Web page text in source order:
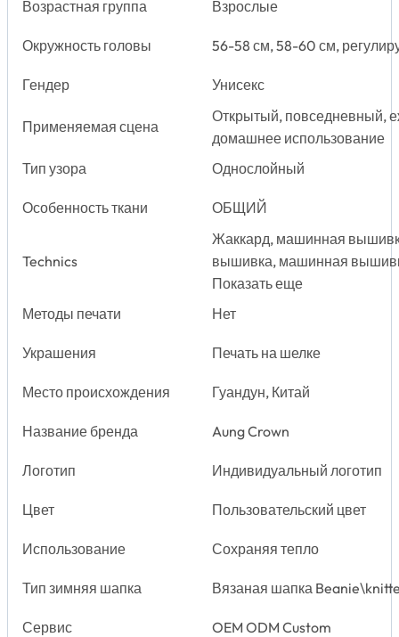
Возрастная группа Взрослые
Окружность головы 56-58 см, 58-60 см,
Гендер Унисекс
Применяемая сцена
Открытый, повседневный,
домашнее использование
Тип узора
Однослойный
Особенность ткани ОБЩИЙ
Technics
Жаккард, машинная
вышивка, машинная
Показать еще
Методы печати
Нет
Украшения Печать на шелке
Место происхождения Гуандун, Китай
Название бренда Aung Crown
Логотип Индивидуальный логотип
Цвет Пользовательский цвет
Использование Сохраняя тепло
Тип зимняя шапка Вязаная шапка
Сервис OEM ODM Custom